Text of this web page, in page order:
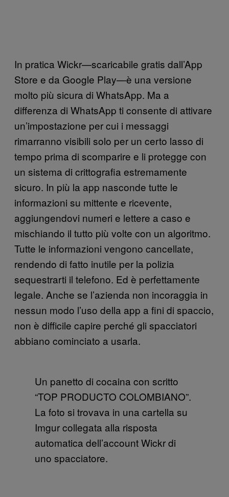
In pratica Wickr—scaricabile gratis dall’App
Store e da Google Play—è una versione
molto più sicura di WhatsApp. Ma a
differenza di WhatsApp ti consente di attivare
un’impostazione per cui i messaggi
rimarranno visibili solo per un certo lasso di
tempo prima di scomparire e li protegge con
un sistema di crittografia estremamente
sicuro. In più la app nasconde tutte le
informazioni su mittente e ricevente,
aggiungendovi numeri e lettere a caso e
mischiando il tutto più volte con un algoritmo.
Tutte le informazioni vengono cancellate,
rendendo di fatto inutile per la polizia
sequestrarti il telefono. Ed è perfettamente
legale. Anche se l’azienda non incoraggia in
nessun modo l’uso della app a fini di spaccio,
non è difficile capire perché gli spacciatori
abbiano cominciato a usarla.
Un panetto di cocaina con scritto
“TOP PRODUCTO COLOMBIANO”.
La foto si trovava in una cartella su
Imgur collegata alla risposta
automatica dell’account Wickr di
uno spacciatore.